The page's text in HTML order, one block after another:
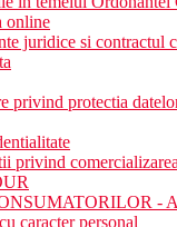
volei, baschet,
contra
biliard, sporturi nautice
turceasca (intrare),
proceduri SPA, masaje
online
juridice si contractul
privind protectia
privind
-
caracter personal